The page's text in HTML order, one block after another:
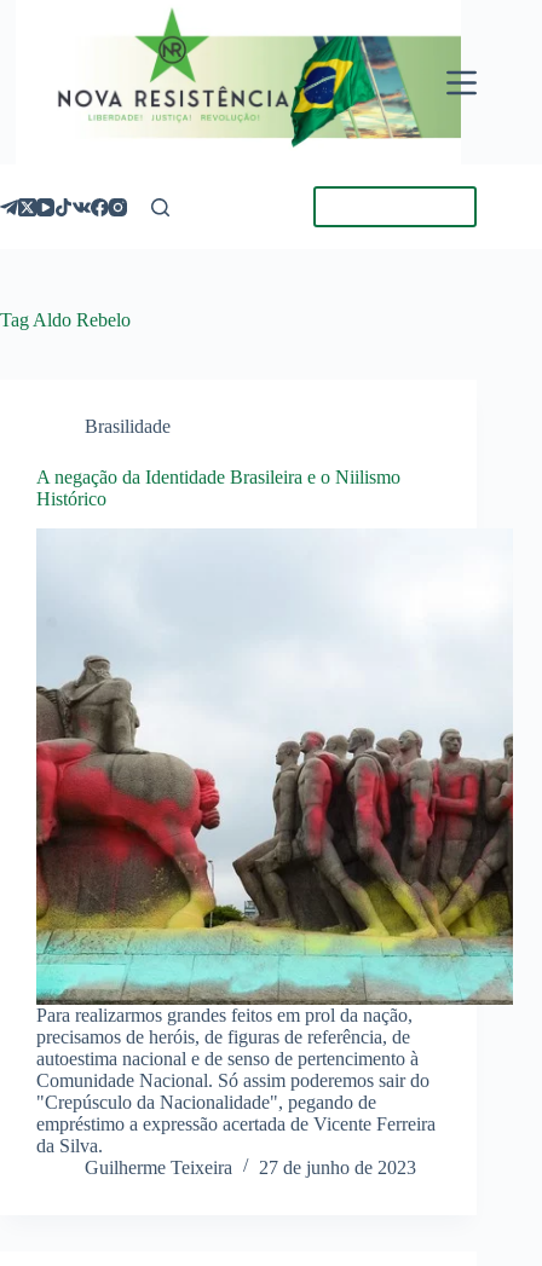
Tag Aldo Rebelo
Brasilidade
A negação da Identidade Brasileira e o Niilismo
Histórico
Para realizarmos grandes feitos em prol da nação,
precisamos de heróis, de figuras de referência, de
autoestima nacional e de senso de pertencimento à
Comunidade Nacional. Só assim poderemos sair do
"Crepúsculo da Nacionalidade", pegando de
empréstimo a expressão acertada de Vicente Ferreira
da Silva.
Guilherme Teixeira
27 de junho de 2023